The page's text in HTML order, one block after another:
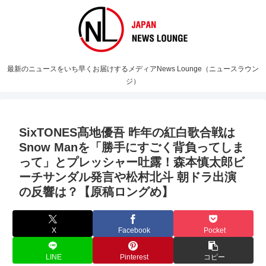
最新のニュースをいち早くお届けするメディアNews Lounge（ニュースラウン
ジ）
SixTONES髙地優吾 昨年の紅白歌合戦は
Snow Manを「勝手にすごく背負ってしま
って」とプレッシャー吐露！森本慎太郎ビ
ーチサンダル発言や松村北斗 朝ドラ出演
の反響は？【原稿ロングめ】
X Facebook Pocket
LINE Pinterest コピー